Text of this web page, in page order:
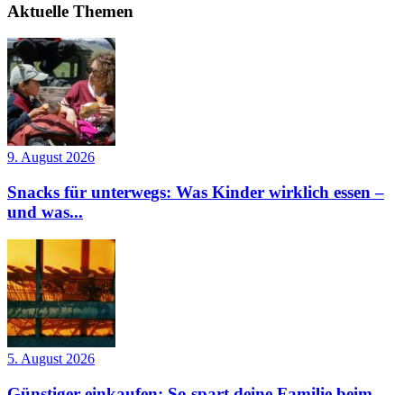
Aktuelle Themen
9. August 2026
Snacks für unterwegs: Was Kinder wirklich essen –
und was...
5. August 2026